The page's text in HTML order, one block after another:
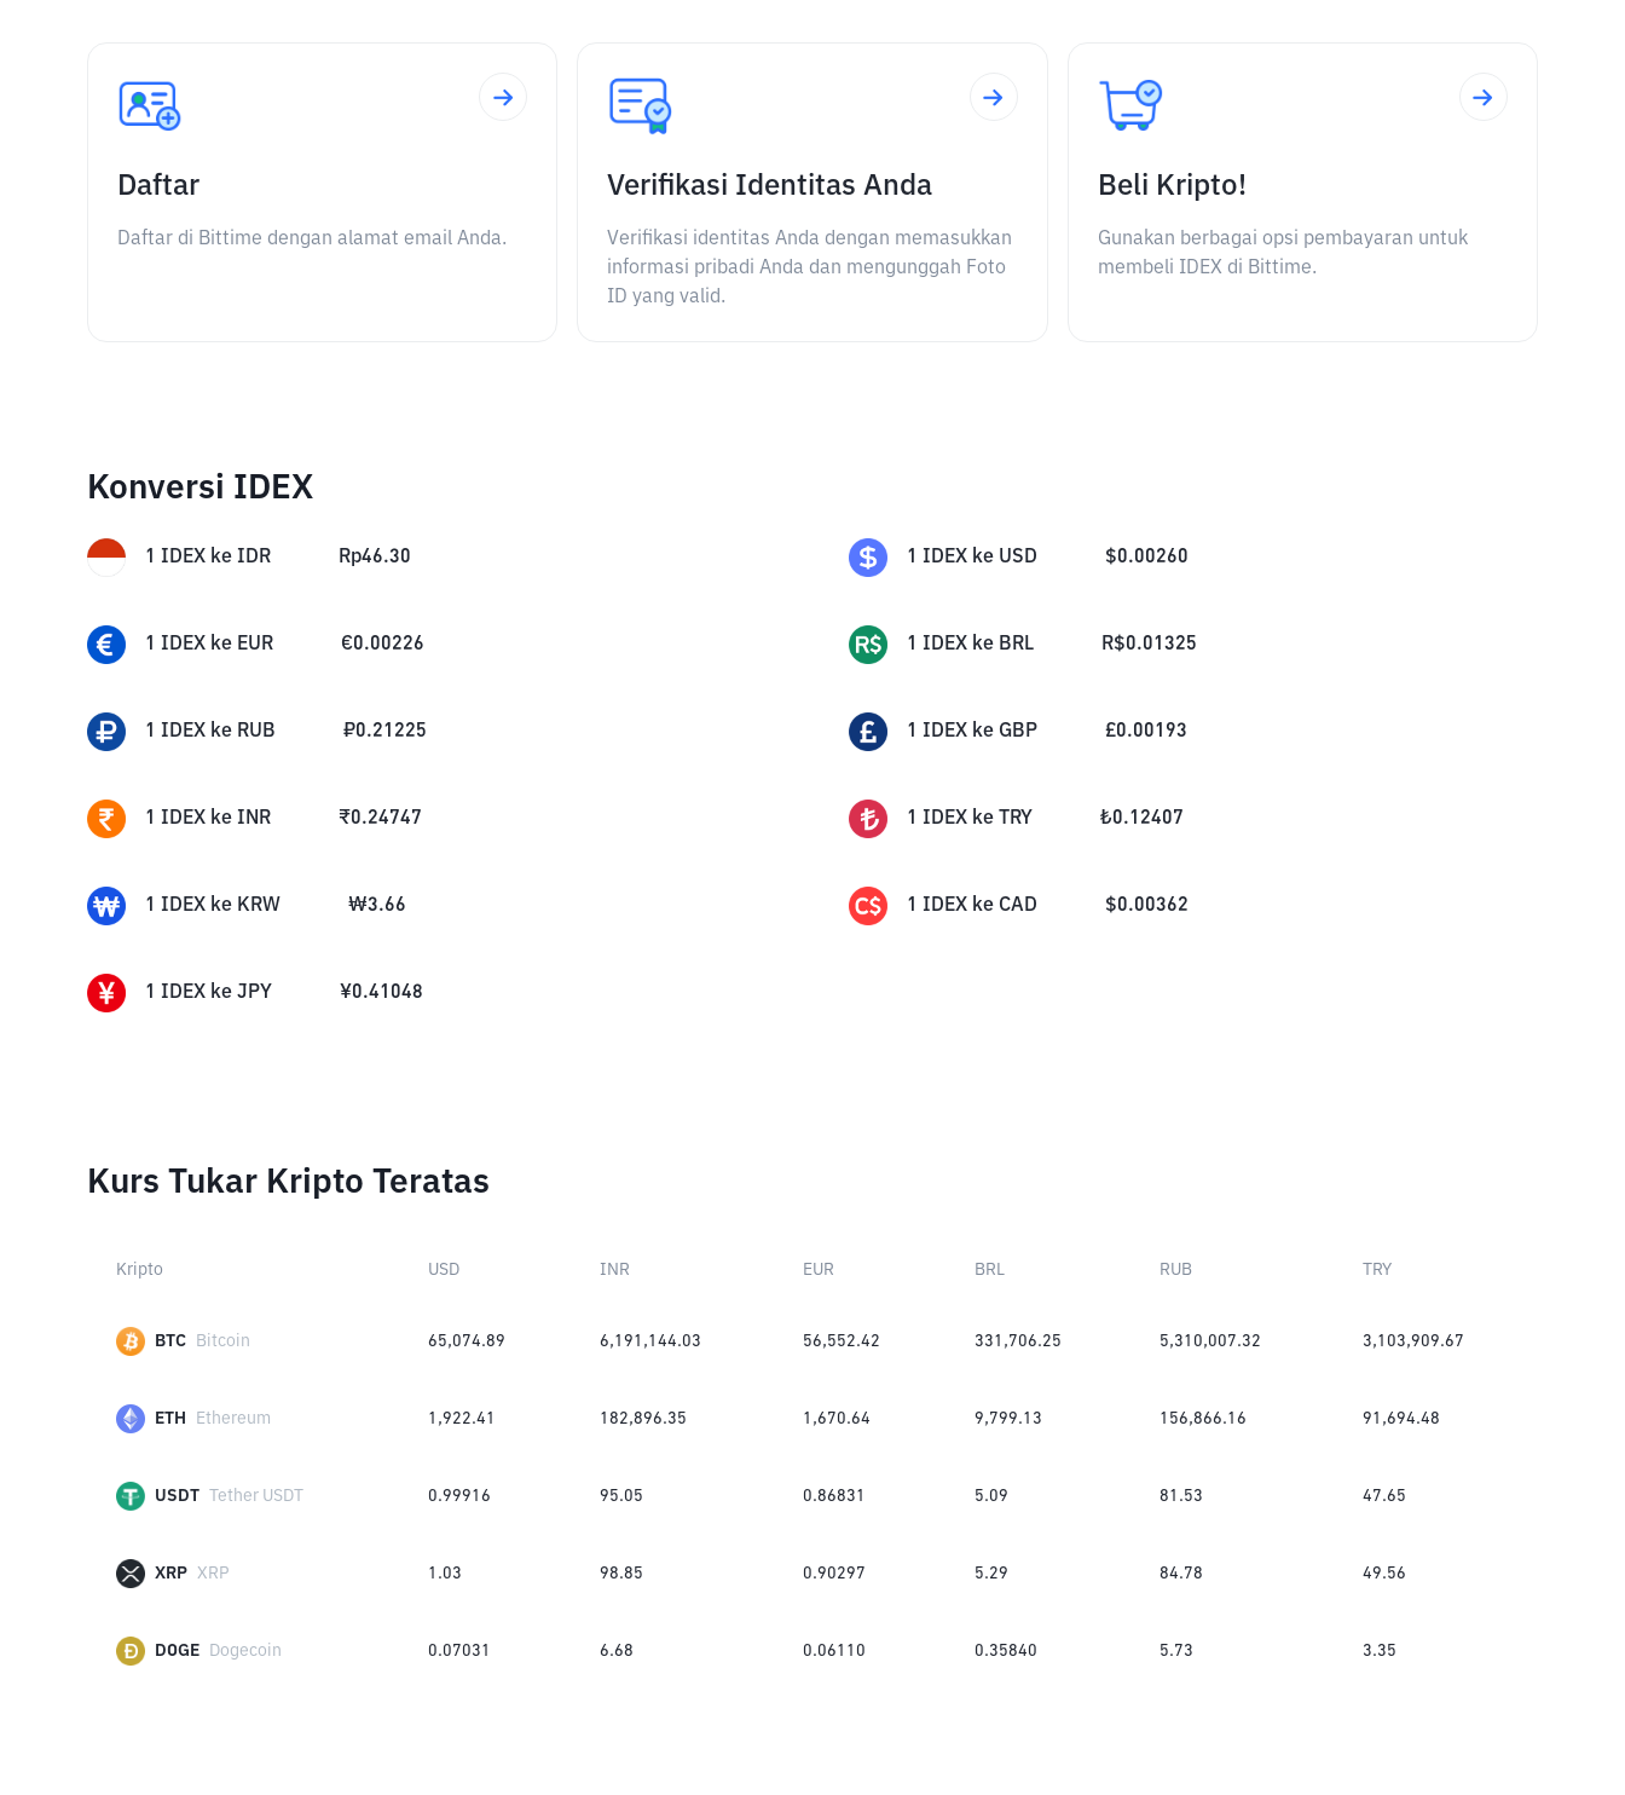
Daftar
Daftar di Bittime dengan alamat email Anda.
Verifikasi Identitas Anda
Verifikasi identitas Anda dengan memasukkan
informasi pribadi Anda dan mengunggah Foto
ID yang valid.
Beli Kripto!
Gunakan berbagai opsi pembayaran untuk
membeli IDEX di Bittime.
Konversi IDEX
1 IDEX ke IDR Rp46.30 1 IDEX ke USD $0.00260
1 IDEX ke EUR €0.00226 1 IDEX ke BRL R$0.01325
1 IDEX ke RUB ₽0.21225 1 IDEX ke GBP £0.00193
1 IDEX ke INR ₹0.24747 1 IDEX ke TRY ₺0.12407
1 IDEX ke KRW ₩3.66 1 IDEX ke CAD $0.00362
1 IDEX ke JPY ¥0.41048
Kurs Tukar Kripto Teratas
Kripto USD INR EUR BRL RUB TRY
BTC Bitcoin 65,074.89 6,191,144.03 56,552.42 331,706.25 5,310,007.32 3,103,909.67
ETH Ethereum 1,922.41 182,896.35 1,670.64 9,799.13 156,866.16 91,694.48
USDT Tether USDT 0.99916 95.05 0.86831 5.09 81.53 47.65
XRP XRP 1.03 98.85 0.90297 5.29 84.78 49.56
DOGE Dogecoin 0.07031 6.68 0.06110 0.35840 5.73 3.35